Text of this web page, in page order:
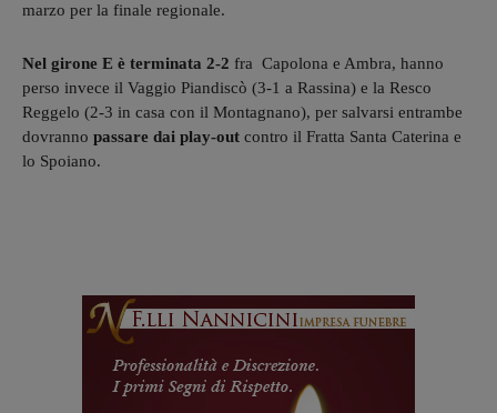
marzo per la finale regionale.
Nel girone E è terminata 2-2 fra Capolona e Ambra, hanno
perso invece il Vaggio Piandiscò (3-1 a Rassina) e la Resco
Reggelo (2-3 in casa con il Montagnano), per salvarsi entrambe
dovranno passare dai play-out contro il Fratta Santa Caterina e
lo Spoiano.